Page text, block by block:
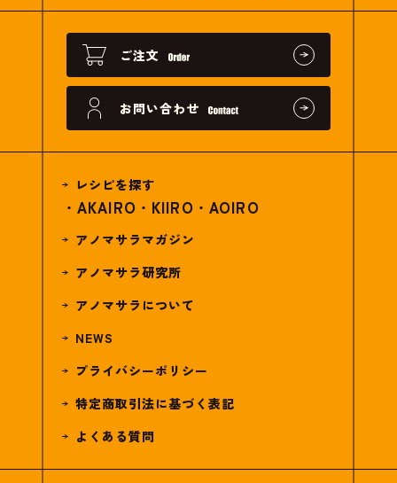
ご注文
お問い合わせ
レシピを探す
AKAIRO KIIRO AOIRO
アノマサラマガジン
アノマサラ研究所
アノマサラについて
NEWS
プライバシーポリシー
特定商取引法に基づく表記
よくある質問